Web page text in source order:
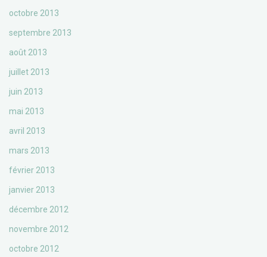
octobre 2013
septembre 2013
août 2013
juillet 2013
juin 2013
mai 2013
avril 2013
mars 2013
février 2013
janvier 2013
décembre 2012
novembre 2012
octobre 2012